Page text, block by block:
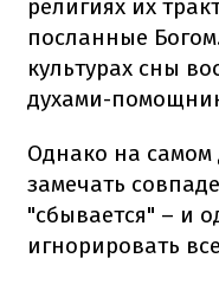
религиях их
посланные
культурах сны
духами-
Однако на самом
замечать
"сбывается" – и
игнорировать